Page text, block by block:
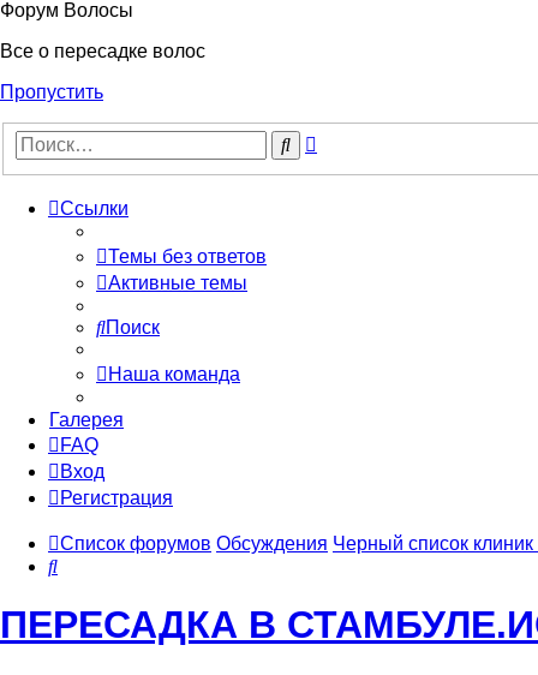
Форум Волосы
Все о пересадке волос
Пропустить
Поиск
Ссылки
Темы без ответов
Активные темы
Поиск
Наша команда
Галерея
FAQ
Вход
Регистрация
Список форумов Обсуждения Черный список
Поиск
ПЕРЕСАДКА В